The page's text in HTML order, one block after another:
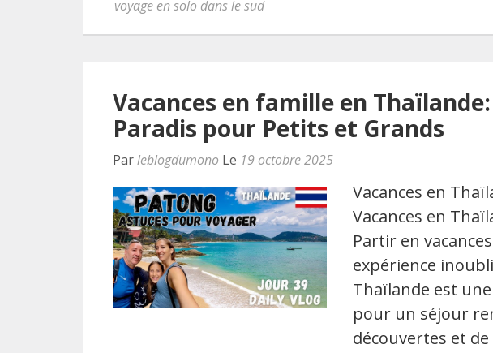
voyage en solo dans le sud
Vacances en famille en
Paradis pour Petits et Grands
Parleblogdumono Le 19 octobre 2025
Vacances en
Vacances en
Partir en
expérience
Thaïlande est
pour un séjour
découvertes et